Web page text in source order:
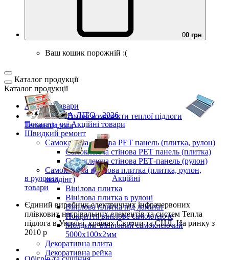
00 грн
Ваш кошик порожній :(
Каталог продукції
Каталог продукції
Акційні товари
ВЕСНА-ЛІТО - 2026
Показати усі Акційні товари
Швидкий ремонт
Самоклеюча стінова PET панель (плитка, рулон)
Самоклеюча стінова PET панель (плитка)
Самоклеюча стінова РЕТ-панель (рулон)
Самоклеюча вінілова плитка (плитка, рулон,
молдінг)
Вінілова плитка
Вінілова плитка в рулоні
Вінілова плитка під ламінат
Покриття вінілове самоклеюче
Молдинг вініловий самоклеючий
5000х100х2мм
Декоративна плита
Декоративна рейка
Готові комплекти теплої підлоги
Тепла підлога
в рулонах
Акційні
товари
Єдиний виробникелектричних інфрачервоних
плівкових нагрівальних елементів та систем Тепла
підлога в Україні, країнах Європи та СНД.На ринку з
2010 р